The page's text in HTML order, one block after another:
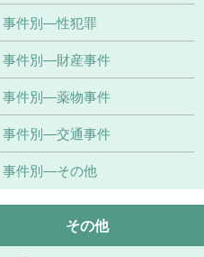
事件別―性犯罪
事件別―財産事件
事件別―薬物事件
事件別―交通事件
事件別―その他
その他